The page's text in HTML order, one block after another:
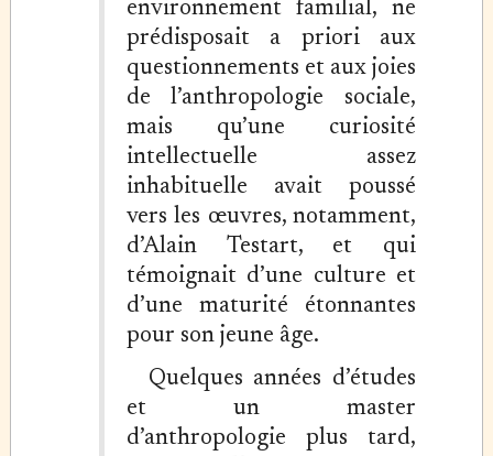
environnement familial, ne
prédisposait a priori aux
questionnements et aux joies
de l’anthropologie sociale,
mais qu’une curiosité
intellectuelle assez
inhabituelle avait poussé
vers les œuvres, notamment,
d’Alain Testart, et qui
témoignait d’une culture et
d’une maturité étonnantes
pour son jeune âge.
Quelques années d’études
et un master
d’anthropologie plus tard,